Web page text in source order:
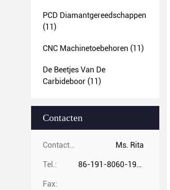
PCD Diamantgereedschappen
(11)
CNC Machinetoebehoren (11)
De Beetjes Van De
Carbideboor (11)
Contacten
Contacten: Ms. Rita
Tel.: 86-191-8060-1981
Fax: